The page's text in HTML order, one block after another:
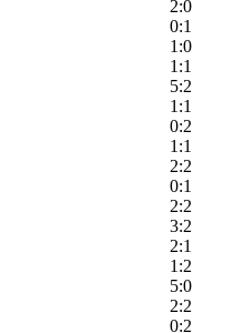
2:0
0:1
1:0
1:1
5:2
1:1
0:2
1:1
2:2
0:1
2:2
3:2
2:1
1:2
5:0
2:2
0:2